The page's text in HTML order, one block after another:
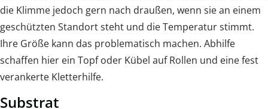
die Klimme jedoch gern nach draußen, wenn sie an einem
geschützten Standort steht und die Temperatur stimmt.
Ihre Größe kann das problematisch machen. Abhilfe
schaffen hier ein Topf oder Kübel auf Rollen und eine fest
verankerte Kletterhilfe.
Substrat